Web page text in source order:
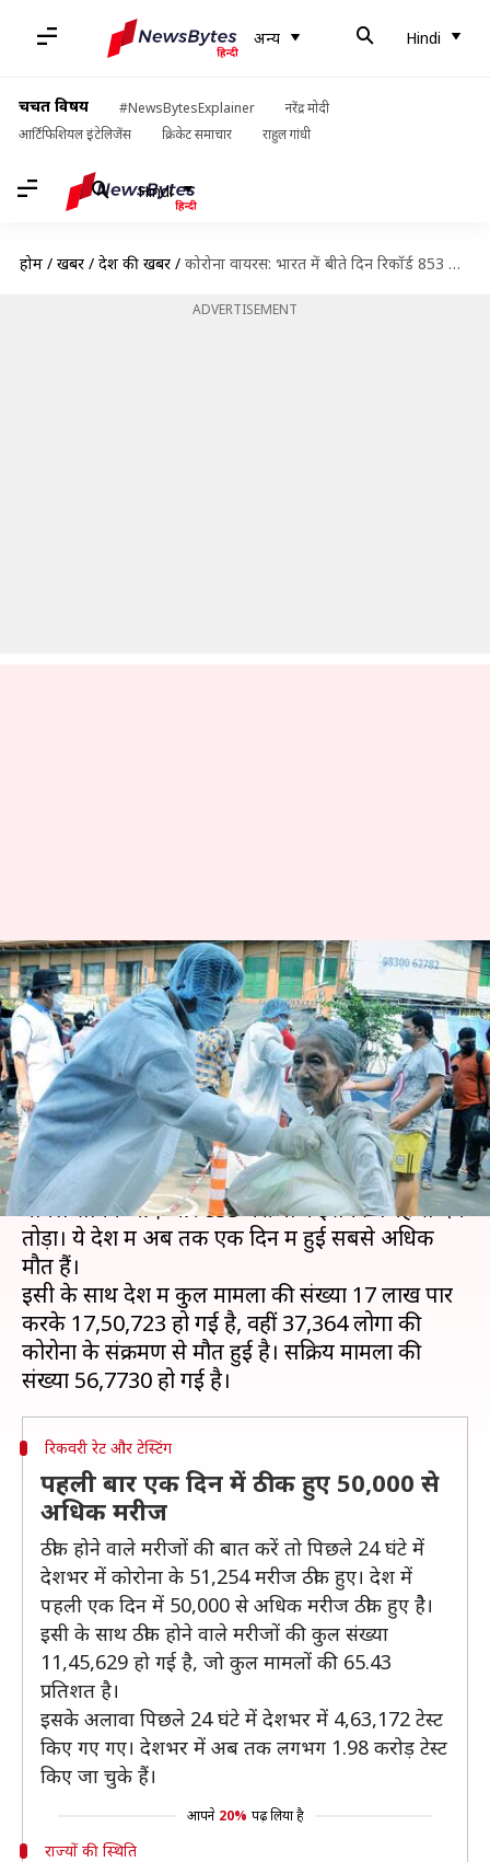
अन्य Hindi
चर्चित विषय #NewsBytesExplainer
नरेंद्र मोदी
आर्टिफिशियल इंटेलिजेंस
क्रिकेट समाचार राहुल गांधी
Hindi
होम / खबरें / देश की खबरें / कोरोना वायरस: भारत में बीते दिन रिकॉर्ड 853 मौतें, संक्रमितों की संख्या 17 लाख पार
ADVERTISEMENT
कोरोना वायरस: भारत में बीते दिन
रिकॉर्ड 853 मौतें, संक्रमितों की संख्या
17 लाख पार
लेखन मुकुल तोमर Aug 02, 2020 10:16 am
क्या है खबर?
भारत में पिछले 24 घंटे में कोरोना वायरस के 54,735 नए
मामले सामने आए और 853 मरीजों ने इसकी वजह से दम
तोड़ा। ये देश में अब तक एक दिन में हुई सबसे अधिक
मौतें हैं।
इसी के साथ देश में कुल मामलों की संख्या 17 लाख पार
करके 17,50,723 हो गई है, वहीं 37,364 लोगों की
कोरोना के संक्रमण से मौत हुई है। सक्रिय मामलों की
रिकवरी रेट और टेस्टिंग
पहली बार एक दिन में ठीक हुए 50,000 से
अधिक मरीज
ठीक होने वाले मरीजों की बात करें तो पिछले 24 घंटे में
देशभर में कोरोना के 51,254 मरीज ठीक हुए। देश में
पहली एक दिन में 50,000 से अधिक मरीज ठीक हुए हैे।
इसी के साथ ठीक होने वाले मरीजों की कुल संख्या
11,45,629 हो गई है, जो कुल मामलों की 65.43
प्रतिशत है।
इसके अलावा पिछले 24 घंटे में देशभर में 4,63,172 टेस्ट
किए गए गए। देशभर में अब तक लगभग 1.98 करोड़ टेस्ट
किए जा चुके हैं।
आपने 20% पढ़ लिया है
राज्यों की स्थिति